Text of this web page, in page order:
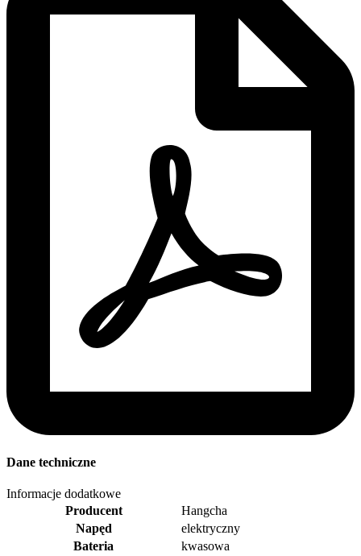
Dane techniczne
Informacje dodatkowe
Producent
Hangcha
Napęd
elektryczny
Bateria
kwasowa